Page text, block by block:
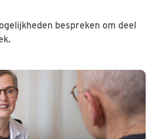
bespreken om deel